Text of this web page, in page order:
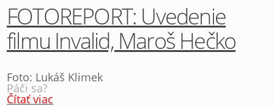
FOTOREPORT: Uvedenie
filmu Invalid, Maroš Hečko
Foto: Lukáš Klimek
Páči sa?
Čítať viac